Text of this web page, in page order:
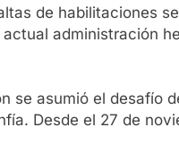
de habilitaciones
administración
se asumió el desafío
Desde el 27 de